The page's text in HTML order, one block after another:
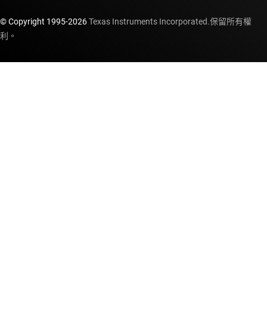
© Copyright 1995-2026Texas Instruments Incorporated.保留所有權
利。